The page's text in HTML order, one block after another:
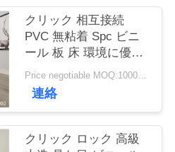
クリック 相互接続
PVC 無粘着 Spc ビニ
ール 板 床 環境に優し
い
Price negotiable MOQ:1000平方メートル
連絡
クリック ロック 高級